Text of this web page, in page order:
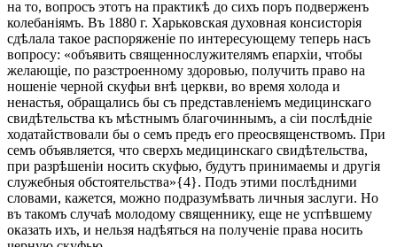
на то, вопросъ этотъ на практикѣ до сихъ поръ подверженъ
колебаніямъ. Въ 1880 г. Харьковская духовная консисторія
сдѣлала такое распоряженіе по интересующему теперь насъ
вопросу: «объявить священнослужителямъ епархіи, чтобы
желающіе, по разстроенному здоровью, получить право на
ношеніе черной скуфьи внѣ церкви, во время холода и
ненастья, обращались бы съ представленіемъ медицинскаго
свидѣтельства къ мѣстнымъ благочиннымъ, а сіи послѣдніе
ходатайствовали бы о семъ предъ его преосвященствомъ. При
семъ объявляется, что сверхъ медицинскаго свидѣтельства,
при разрѣшеніи носить скуфью, будутъ принимаемы и другія
служебныя обстоятельства»{4}. Подъ этими послѣдними
словами, кажется, можно подразумѣвать личныя заслуги. Но
въ такомъ случаѣ молодому священнику, еще не успѣвшему
оказать ихъ, и нельзя надѣяться на полученіе права носить